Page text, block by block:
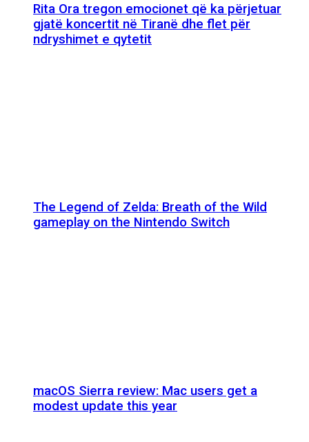
Rita Ora tregon emocionet që ka përjetuar
gjatë koncertit në Tiranë dhe flet për
ndryshimet e qytetit
The Legend of Zelda: Breath of the Wild
gameplay on the Nintendo Switch
macOS Sierra review: Mac users get a
modest update this year